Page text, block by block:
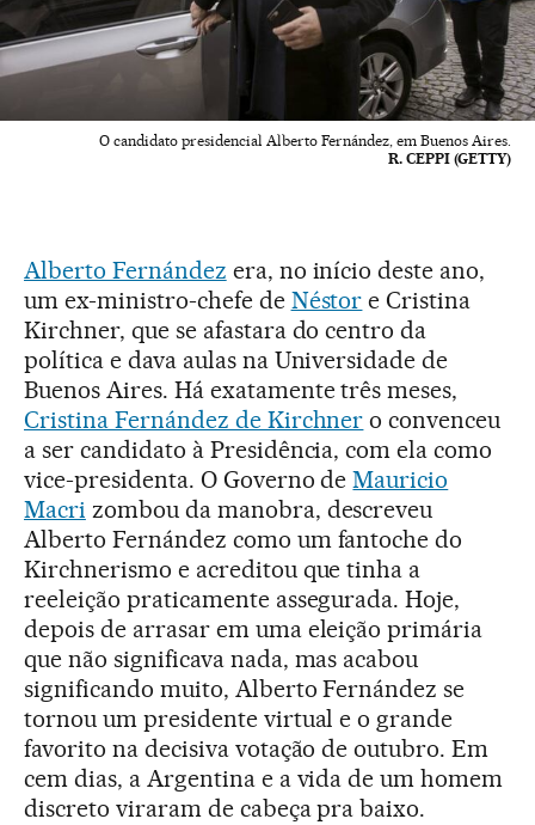
O candidato presidencial Alberto Fernández, em Buenos Aires.
R. CEPPI (GETTY)
Alberto Fernández era, no início deste ano,
um ex-ministro-chefe de Néstor e Cristina
Kirchner, que se afastara do centro da
política e dava aulas na Universidade de
Buenos Aires. Há exatamente três meses,
Cristina Fernández de Kirchner o convenceu
a ser candidato à Presidência, com ela como
vice-presidenta. O Governo deMauricio
Macri zombou da manobra, descreveu
Alberto Fernández como um fantoche do
Kirchnerismo e acreditou que tinha a
reeleição praticamente assegurada. Hoje,
depois de arrasar em uma eleição primária
que não significava nada, mas acabou
significando muito, Alberto Fernández se
tornou um presidente virtual e o grande
favorito na decisiva votação de outubro. Em
cem dias, a Argentina e a vida de um homem
discreto viraram de cabeça pra baixo.